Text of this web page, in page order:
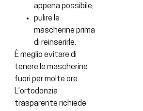
appena possibile;
pulire le
mascherine prima
di reinserirle.
È meglio evitare di
tenere le mascherine
fuori per molte ore.
L’ortodonzia
trasparente richiede